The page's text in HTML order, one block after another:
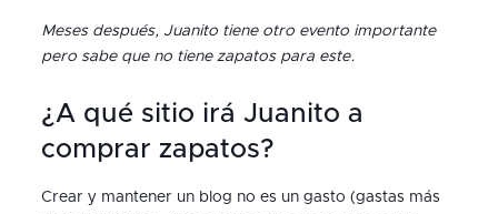
Meses después, Juanito tiene otro evento importante
pero sabe que no tiene zapatos para este.
¿A qué sitio irá Juanito a
comprar zapatos?
Crear y mantener un blog no es un gasto (gastas más